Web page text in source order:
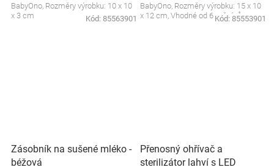
BabyOno, Rozměry výrobku: 10 x 10
x 3 cm
Kód: 85563901
BabyOno, Rozměry výrobku: 15 x 10
x 12 cm, Vhodné od 6 měsíců
Kód: 85553901
Zásobník na sušené mléko -
béžová
Přenosný ohřívač a
sterilizátor lahví s LED